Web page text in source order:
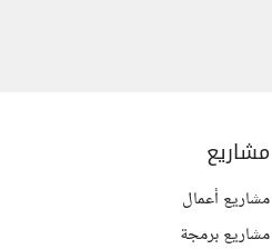
مشاريع
مشاريع أعمال
مشاريع برمجة